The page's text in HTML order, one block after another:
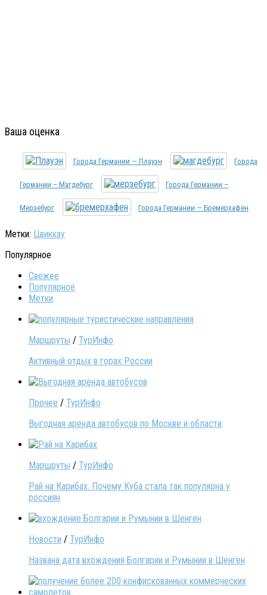
Ваша оценка
Города Германии — Плауэн Города
Германии – Магдебург Города Германии –
Мерзебург Города Германии — Бремерхафен
Метки: Цвиккау
Популярное
Свежее
Популярное
Метки
Маршруты / ТурИнфо
Активный отдых в горах России
Прочее / ТурИнфо
Выгодная аренда автобусов по Москве и области
Маршруты / ТурИнфо
Рай на Карибах. Почему Куба стала так популярна у
россиян
Новости / ТурИнфо
Названа дата вхождения Болгарии и Румынии в Шенген